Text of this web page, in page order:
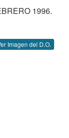
1996.
Imagen del D.O.